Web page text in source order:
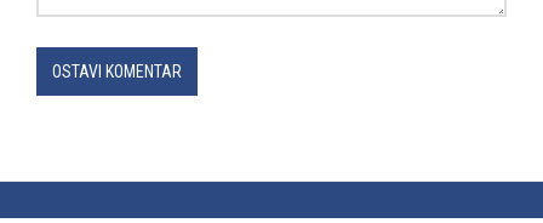
OSTAVI KOMENTAR